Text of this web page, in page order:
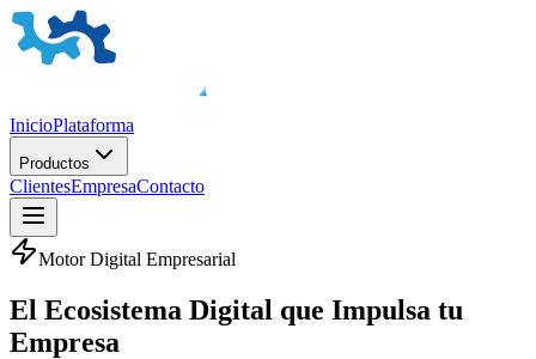
InicioPlataforma
Productos
ClientesEmpresaContacto
Motor Digital Empresarial
El Ecosistema Digital que Impulsa tu
Empresa